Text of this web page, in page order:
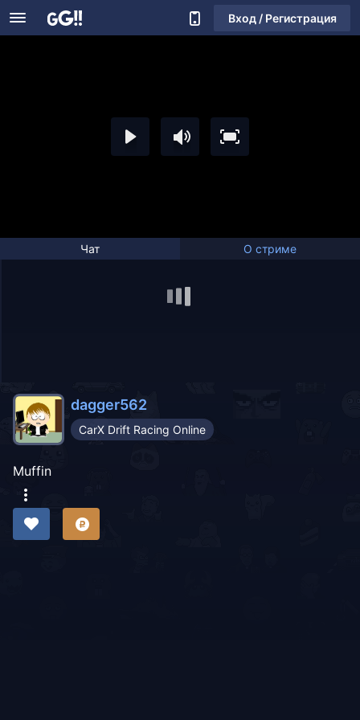
Вход / Регистрация
dagger562
CarX Drift Racing Online
Muffin
Чат О стриме